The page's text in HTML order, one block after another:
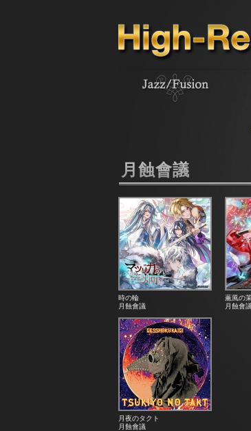
月蝕會議
時の輪
月蝕會議
薫風の
月蝕會
月夜のタクト
月蝕會議